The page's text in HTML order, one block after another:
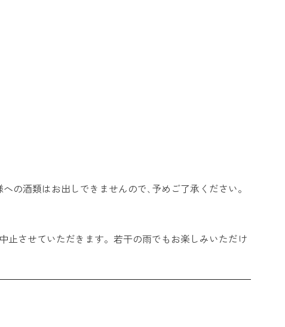
の酒類はお出しできませんので､予めご了承ください。
止させていただきます。若干の雨でもお楽しみいただけ